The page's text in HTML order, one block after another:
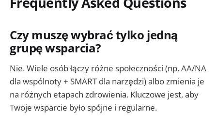
Czy muszę wybrać tylko jedną
grupę wsparcia?
Nie. Wiele osób łączy różne społeczności (np. AA/NA
dla wspólnoty + SMART dla narzędzi) albo zmienia je
na różnych etapach zdrowienia. Kluczowe jest, aby
Twoje wsparcie było spójne i regularne.